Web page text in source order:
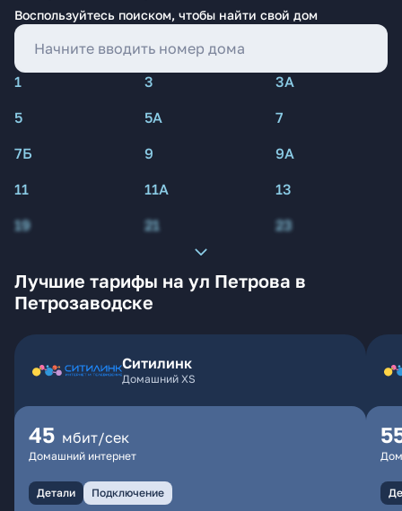
Воспользуйтесь поиском, чтобы найти свой дом
1 3
3А
5
5А
7
7Б
9
9А
11
11А
13
19
21 23
Лучшие тарифы на ул Петрова в
Петрозаводске
Ситилинк
Домашний XS
45 мбит/сек
Домашний интернет
Детали Подключение